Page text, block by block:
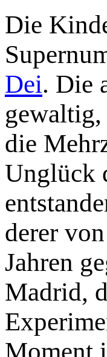
Die
Dei. Die
gewaltig,
die
Unglück
derer
Jahren
Madrid,
Moment